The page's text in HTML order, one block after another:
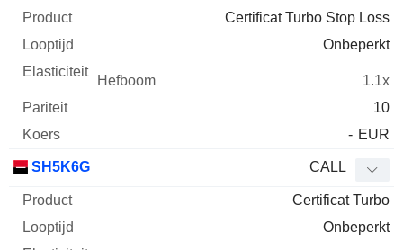
Certificat Turbo Stop Loss
Onbeperkt
1.1x
10
- EUR
SH5K6G CALL
Certificat Turbo
Onbeperkt